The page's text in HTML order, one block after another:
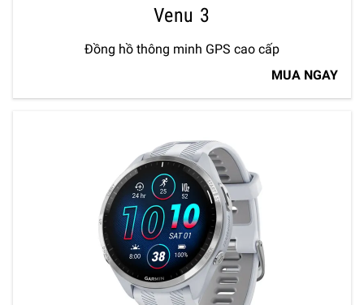
Venu 3
Đồng hồ thông minh GPS cao cấp
MUA NGAY